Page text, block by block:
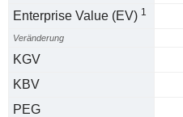
Enterprise Value (EV) 1
Veränderung
KGV
KBV
PEG